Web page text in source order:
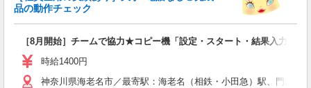
品の動作チェック
［8月開始］チームで協力★コピー機「設定・スタート・結果入力」
時給1400円
神奈川県海老名市／最寄駅：海老名（相鉄・小田急）駅、門